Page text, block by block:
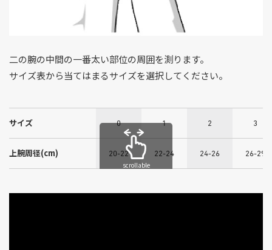
二の腕の中間の一番太い部位の周囲を測ります。
サイズ表から当てはまるサイズを選択してください。
サイズ 0 1 2 3
上腕周径(cm) 20-22 22-24 24-26 26-29
scrollable